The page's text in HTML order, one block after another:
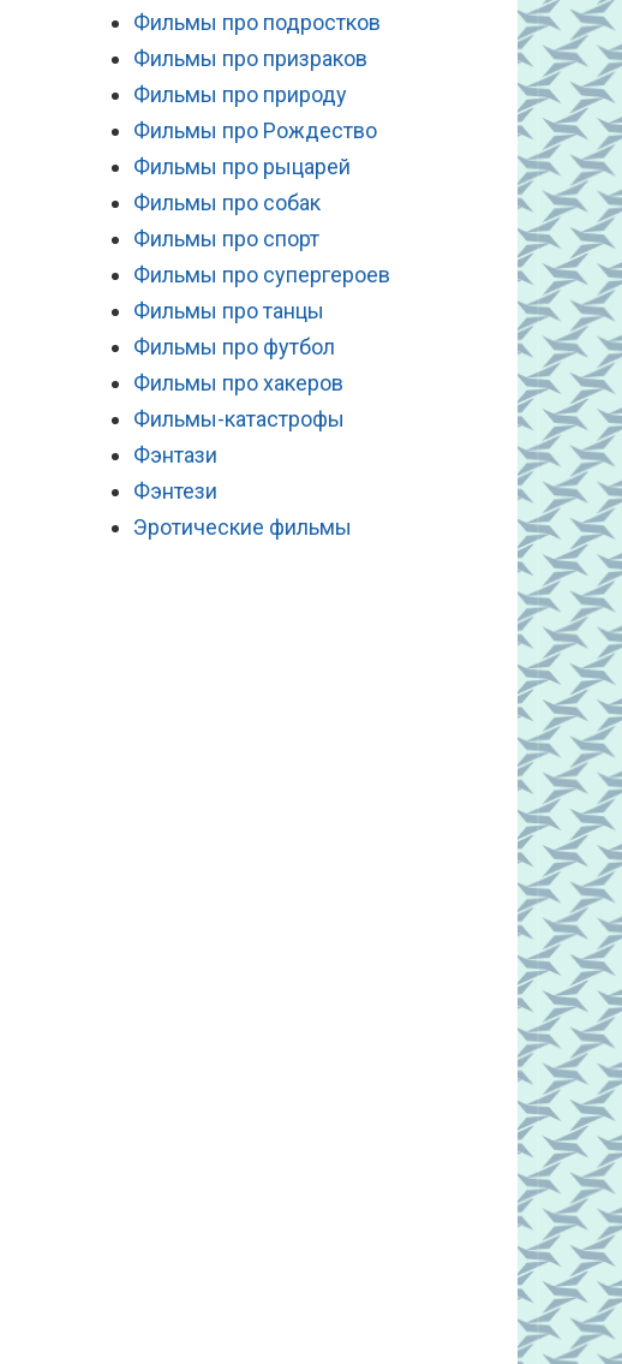
Фильмы про подростков
Фильмы про призраков
Фильмы про природу
Фильмы про Рождество
Фильмы про рыцарей
Фильмы про собак
Фильмы про спорт
Фильмы про супергероев
Фильмы про танцы
Фильмы про футбол
Фильмы про хакеров
Фильмы-катастрофы
Фэнтази
Фэнтези
Эротические фильмы